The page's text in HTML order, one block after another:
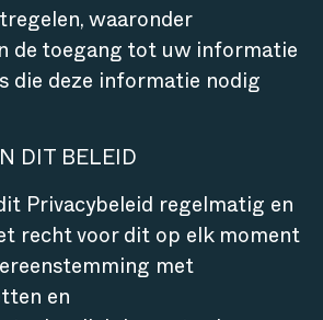
waaronder
de toegang tot uw informatie
die deze informatie nodig
DIT BELEID
Privacybeleid regelmatig en
recht voor dit op elk moment
met
en